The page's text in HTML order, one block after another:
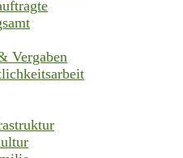
Vergaben